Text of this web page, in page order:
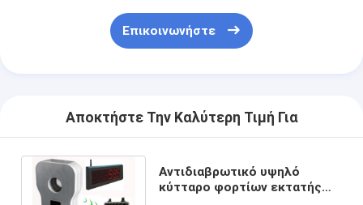
Επικοινωνήστε
Αποκτήστε Την Καλύτερη Τιμή Για
Αντιδιαβρωτικό υψηλό
κύτταρο φορτίων εκτατής